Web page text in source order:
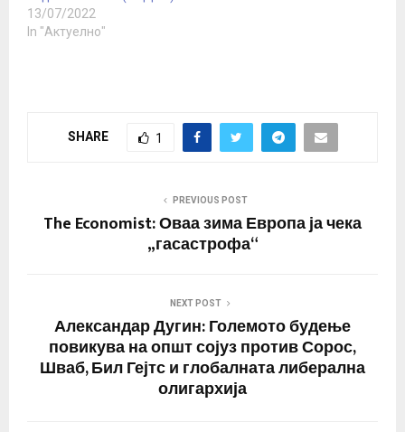
13/07/2022
In "Актуелно"
SHARE 1
PREVIOUS POST
The Economist: Оваа зима Европа ја чека
„гасастрофа“
NEXT POST
Александар Дугин: Големото будење
повикува на општ сојуз против Сорос,
Шваб, Бил Гејтс и глобалната либерална
олигархија